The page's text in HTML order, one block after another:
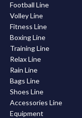
Football Line
Volley Line
Fitness Line
Boxing Line
Training Line
Relax Line
Rain Line
Bags Line
Shoes Line
Accessories Line
Equipment